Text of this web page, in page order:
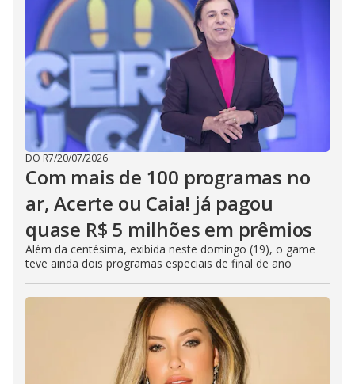
DO R7/20/07/2026
Com mais de 100 programas no
ar, Acerte ou Caia! já pagou
quase R$ 5 milhões em prêmios
Além da centésima, exibida neste domingo (19), o game
teve ainda dois programas especiais de final de ano